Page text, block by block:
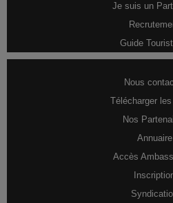
Je suis un
Guide
Nous
Télécharger
Nos
Annuaire
Accès